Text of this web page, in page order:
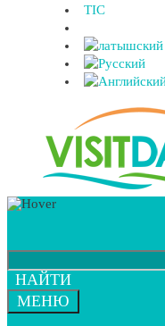
TIC
НАЙТИ
МЕНЮ